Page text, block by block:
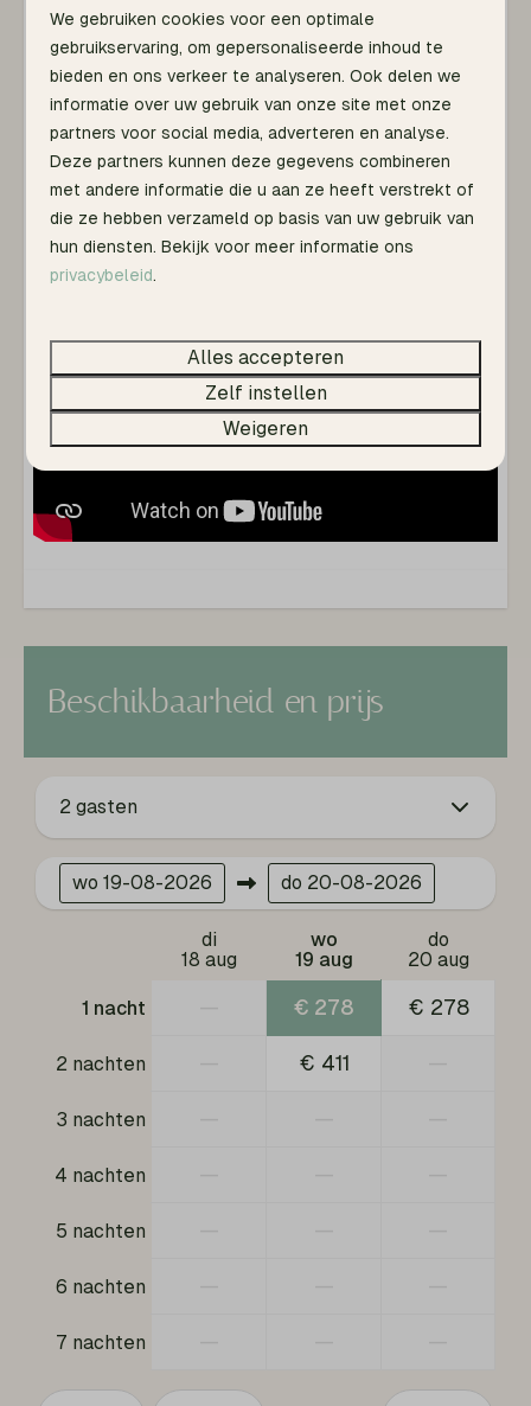
Toilet
Handdoeken
Wastafel: 2
Slaapkamer
Kledingkast
Tweepersoonsbed: 2
Keuken
Pannen
Bestek
Vriezer
Keukengerei
Oven
Koelkast
Nespresso machine
Buiten
Terras
Eettafel en stoelen
Wellness
Hottub
Verwarming & Verkoeling
Toon meer ↓
Beschikbaarheid en prijs
2 gasten
wo 19-08-2026 do 20-08-2026
di
18 aug
wo
19 aug
do
20 aug
1 nacht € 278 € 278
2 nachten € 411
3 nachten
4 nachten
5 nachten
6 nachten
7 nachten
We gebruiken cookies voor een optimale
gebruikservaring, om gepersonaliseerde inhoud te
bieden en ons verkeer te analyseren. Ook delen we
informatie over uw gebruik van onze site met onze
partners voor social media, adverteren en analyse.
Deze partners kunnen deze gegevens combineren
met andere informatie die u aan ze heeft verstrekt of
die ze hebben verzameld op basis van uw gebruik van
hun diensten. Bekijk voor meer informatie ons
privacybeleid.
Alles accepteren
Zelf instellen
Weigeren